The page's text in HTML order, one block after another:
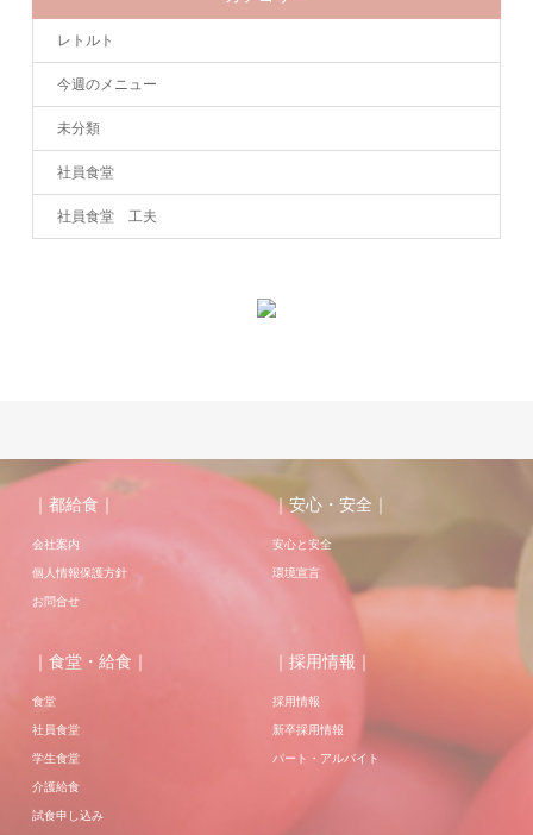
レトルト
今週のメニュー
未分類
社員食堂
社員食堂 工夫
｜都給食｜
会社案内
個人情報保護方針
お問合せ
｜安心・安全｜
安心と安全
環境宣言
｜食堂・給食｜
食堂
社員食堂
学生食堂
介護給食
試食申し込み
｜採用情報｜
採用情報
新卒採用情報
パート・アルバイト